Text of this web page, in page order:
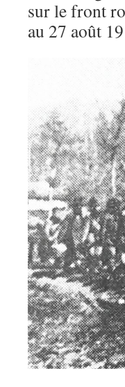
sur le front
au 27 août